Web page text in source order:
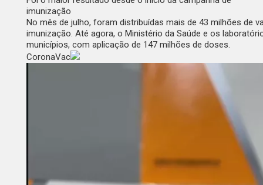
imunização
No mês de julho, foram distribuídas mais de 43 milhões de
imunização. Até agora, o Ministério da Saúde e os
municípios, com aplicação de 147 milhões de doses.
CoronaVac